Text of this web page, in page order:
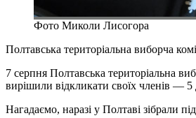
Фото Миколи Лисогора
Полтавська територіальна виборча
7 серпня Полтавська територіальна
вирішили відкликати своїх членів — 5
Нагадаємо, наразі у Полтаві зібрали